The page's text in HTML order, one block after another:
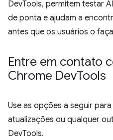
DevTools, permitem testar
de ponta e ajudam a
antes que os usuários o
Entre em contato
Chrome DevTools
Use as opções a seguir
atualizações ou qualquer
DevTools.